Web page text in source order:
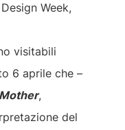
Week,
visitabili
6 aprile che –
Mother,
del